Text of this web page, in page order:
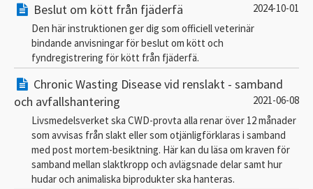
Beslut om kött från fjäderfä
2024-10-01
Den här instruktionen ger dig som officiell veterinär
bindande anvisningar för beslut om kött och
fyndregistrering för kött från fjäderfä.
Chronic Wasting Disease vid renslakt - samband
och avfallshantering
2021-06-08
Livsmedelsverket ska CWD-provta alla renar över 12 månader
som avvisas från slakt eller som otjänligförklaras i samband
med post mortem-besiktning. Här kan du läsa om kraven för
samband mellan slaktkropp och avlägsnade delar samt hur
hudar och animaliska biprodukter ska hanteras.